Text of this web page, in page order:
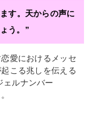
す。天からの声に
う。”
愛におけるメッセ
こる兆しを伝える
ェルナンバー